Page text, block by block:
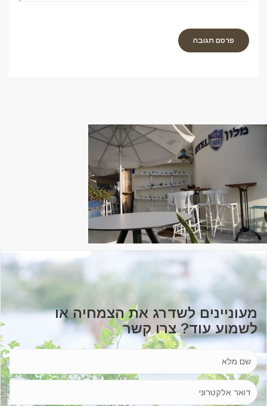
מעוניינים לשדרג את הצמחיה או
לשמוע עוד? צרו קשר